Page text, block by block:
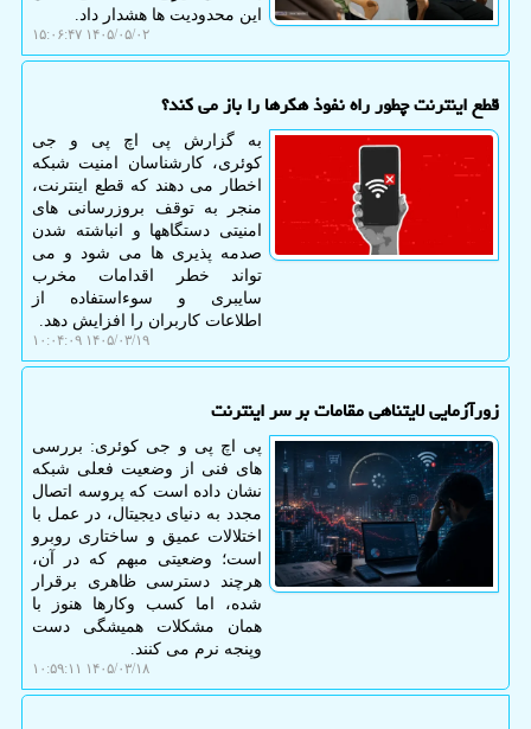
این محدودیت ها هشدار داد.
۱۴۰۵/۰۵/۰۲ ۱۵:۰۶:۴۷
قطع اینترنت چطور راه نفوذ هکرها را باز می کند؟
به گزارش پی اچ پی و جی
کوئری، کارشناسان امنیت شبکه
اخطار می دهند که قطع اینترنت،
منجر به توقف بروزرسانی های
امنیتی دستگاهها و انباشته شدن
صدمه پذیری ها می شود و می
تواند خطر اقدامات مخرب
سایبری و سوءاستفاده از
اطلاعات کاربران را افزایش دهد.
۱۴۰۵/۰۳/۱۹ ۱۰:۰۴:۰۹
زورآزمایی لایتناهی مقامات بر سر اینترنت
پی اچ پی و جی کوئری: بررسی
های فنی از وضعیت فعلی شبکه
نشان داده است که پروسه اتصال
مجدد به دنیای دیجیتال، در عمل با
اختلالات عمیق و ساختاری روبرو
است؛ وضعیتی مبهم که در آن،
هرچند دسترسی ظاهری برقرار
شده، اما کسب وکارها هنوز با
همان مشکلات همیشگی دست
وپنجه نرم می کنند.
۱۴۰۵/۰۳/۱۸ ۱۰:۵۹:۱۱